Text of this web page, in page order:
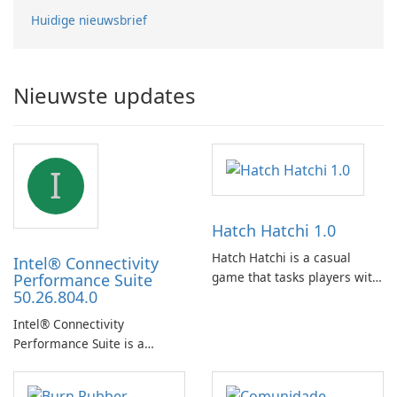
Huidige nieuwsbrief
Nieuwste updates
I
Intel® Connectivity
Performance Suite
50.26.804.0
Intel® Connectivity
Performance Suite is a
designed to identify factors
Hatch Hatchi 1.0
Hatch Hatchi is a casual
game that tasks players with
incubating eggs and
expanding gameplay through